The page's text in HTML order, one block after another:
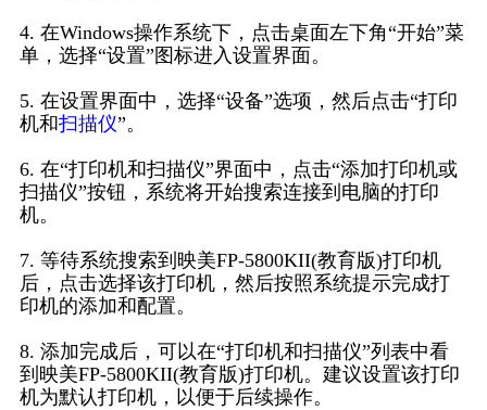
4. 在Windows操作系统下，点击桌面左下角“开始”菜
单，选择“设置”图标进入设置界面。
5. 在设置界面中，选择“设备”选项，然后点击“打印
机和扫描仪”。
6. 在“打印机和扫描仪”界面中，点击“添加打印机或
扫描仪”按钮，系统将开始搜索连接到电脑的打印
机。
7. 等待系统搜索到映美FP-5800KII(教育版)打印机
后，点击选择该打印机，然后按照系统提示完成打
印机的添加和配置。
8. 添加完成后，可以在“打印机和扫描仪”列表中看
到映美FP-5800KII(教育版)打印机。建议设置该打印
机为默认打印机，以便于后续操作。